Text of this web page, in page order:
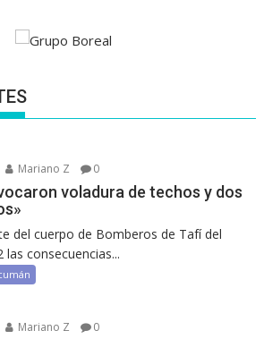
Mariano Z 0
voladura de techos y dos
del cuerpo de Bomberos de Tafí del
consecuencias...
Mariano Z 0